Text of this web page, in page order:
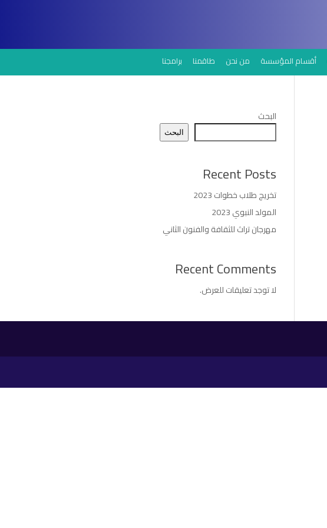
أقسام المؤسسة من نحن طاقمنا برامجنا
البحث
البحث
Recent Posts
تخريج طلاب خطوات 2023
المولد النبوي 2023
مهرجان تراث للثقافة والفنون الثاني
Recent Comments
لا توجد تعليقات للعرض.